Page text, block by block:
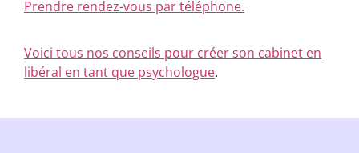
Prendre rendez-vous par téléphone.
Voici tous nos conseils pour créer son cabinet en
libéral en tant que psychologue.